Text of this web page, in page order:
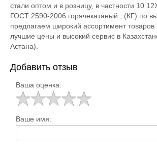
стали оптом и в розницу, в частности 10
ГОСТ 2590-2006 горячекатаный , (КГ) по
предлагаем широкий ассортимент товаров
лучшие цены и высокий сервис в
Астана).
Добавить отзыв
Ваша оценка:
Ваше имя: